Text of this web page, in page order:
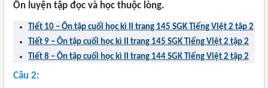
Ôn luyện tập đọc và học thuộc lòng.
Tiết 10 – Ôn tập cuối học kì II trang 145 SGK Tiếng Việt 2 tập 2
Tiết 9 – Ôn tập cuối học kì II trang 145 SGK Tiếng Việt 2 tập 2
Tiết 8 – Ôn tập cuối học kì II trang 144 SGK Tiếng Việt 2 tập 2
Câu 2: